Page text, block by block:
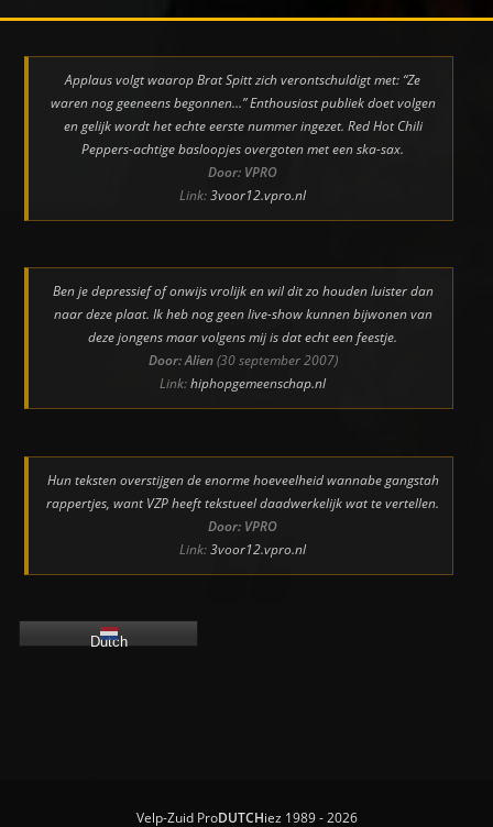
Applaus volgt waarop Brat Spitt zich verontschuldigt met: “Ze
waren nog geeneens begonnen…” Enthousiast publiek doet volgen
en gelijk wordt het echte eerste nummer ingezet. Red Hot Chili
Peppers-achtige basloopjes overgoten met een ska-sax.
Door: VPRO
Link:3voor12.vpro.nl
Ben je depressief of onwijs vrolijk en wil dit zo houden luister dan
naar deze plaat. Ik heb nog geen live-show kunnen bijwonen van
deze jongens maar volgens mij is dat echt een feestje.
Door: Alien(30 september 2007)
Link:hiphopgemeenschap.nl
Hun teksten overstijgen de enorme hoeveelheid wannabe gangstah
rappertjes, want VZP heeft tekstueel daadwerkelijk wat te vertellen.
Door: VPRO
Link:3voor12.vpro.nl
Dutch
Velp-Zuid ProDUTCHiez 1989 - 2026